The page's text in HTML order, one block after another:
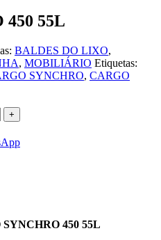
450 55L
BALDES DO LIXO,
, MOBILIÁRIO Etiquetas:
SYNCHRO, CARGO
+
450 55L